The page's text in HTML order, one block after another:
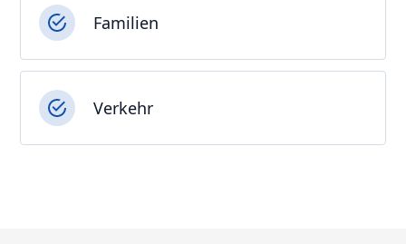
Familien
Verkehr